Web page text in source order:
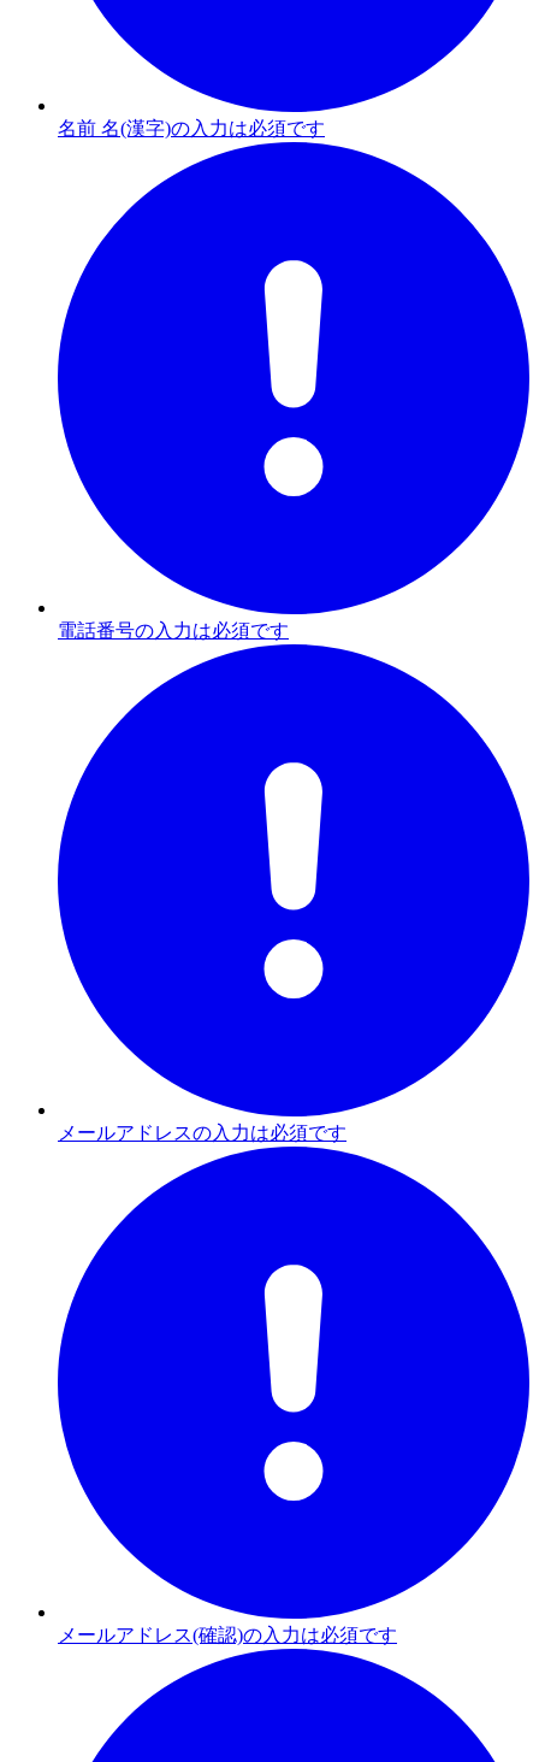
名前 名(漢字)の入力は必須です
電話番号の入力は必須です
メールアドレスの入力は必須です
メールアドレス(確認)の入力は必須です